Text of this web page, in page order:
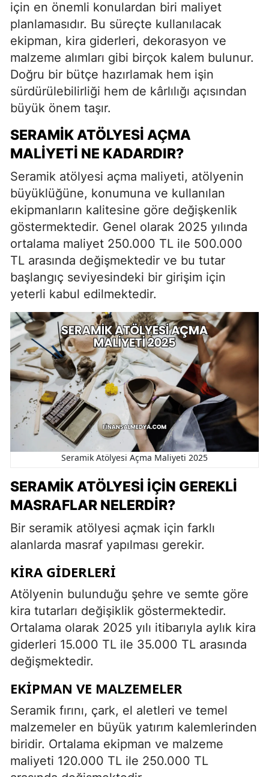
için en önemli konulardan biri maliyet
planlamasıdır. Bu süreçte kullanılacak
ekipman, kira giderleri, dekorasyon ve
malzeme alımları gibi birçok kalem bulunur.
Doğru bir bütçe hazırlamak hem işin
sürdürülebilirliği hem de kârlılığı açısından
büyük önem taşır.
SERAMIK ATÖLYESI AÇMA
MALIYETI NE KADARDIR?
Seramik atölyesi açma maliyeti, atölyenin
büyüklüğüne, konumuna ve kullanılan
ekipmanların kalitesine göre değişkenlik
göstermektedir. Genel olarak 2025 yılında
ortalama maliyet 250.000 TL ile 500.000
TL arasında değişmektedir ve bu tutar
başlangıç seviyesindeki bir girişim için
yeterli kabul edilmektedir.
Seramik Atölyesi Açma Maliyeti 2025
SERAMIK ATÖLYESI İÇIN GEREKLI
MASRAFLAR NELERDIR?
Bir seramik atölyesi açmak için farklı
alanlarda masraf yapılması gerekir.
KIRA GIDERLERI
Atölyenin bulunduğu şehre ve semte göre
kira tutarları değişiklik göstermektedir.
Ortalama olarak 2025 yılı itibarıyla aylık kira
giderleri 15.000 TL ile 35.000 TL arasında
değişmektedir.
EKIPMAN VE MALZEMELER
Seramik fırını, çark, el aletleri ve temel
malzemeler en büyük yatırım kalemlerinden
biridir. Ortalama ekipman ve malzeme
maliyeti 120.000 TL ile 250.000 TL